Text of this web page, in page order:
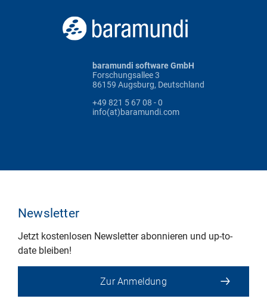
baramundi software GmbH
Forschungsallee 3
86159 Augsburg, Deutschland
+49 821 5 67 08 - 0
info(at)baramundi.com
Newsletter
Jetzt kostenlosen Newsletter abonnieren und up-to-
date bleiben!
Zur Anmeldung